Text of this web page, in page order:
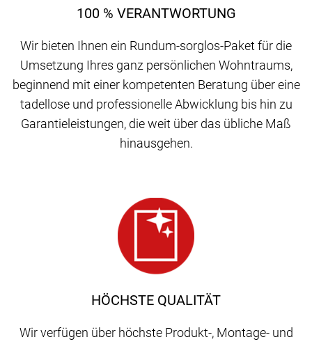
HÖCHSTE QUALITÄT
Wir verfügen über höchste Produkt-, Montage- und
100 % VERANTWORTUNG
Wir bieten Ihnen ein Rundum-sorglos-Paket für die
Umsetzung Ihres ganz persönlichen Wohntraums,
beginnend mit einer kompetenten Beratung über eine
tadellose und professionelle Abwicklung bis hin zu
Garantieleistungen, die weit über das übliche Maß
hinausgehen.